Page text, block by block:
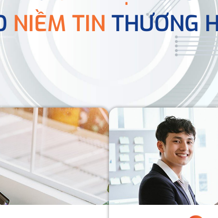
NIỀM TIN THƯƠNG